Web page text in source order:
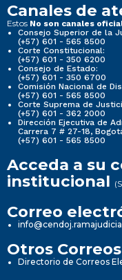
Canales de
Estos No son canales
Consejo Superior de la
(+57) 601 - 565 8500
Corte Constitucional:
(+57) 601 - 350 6200
Consejo de Estado:
(+57) 601 - 350 6700
Comisión Nacional de
(+57) 601 - 565 8500
Corte Suprema de
(+57) 601 - 362 2000
Dirección Ejecutiva de
Carrera 7 # 27-18,
(+57) 601 - 565 8500
Acceda a su
institucional
Correo
Otros
Directorio de Correos